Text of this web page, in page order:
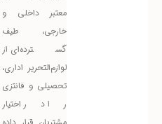
معتبر داخلی و
خارجی، طیف
گسترده‌ای از
لوازم‌التحریر اداری،
تحصیلی و فانتزی
را در اختیار